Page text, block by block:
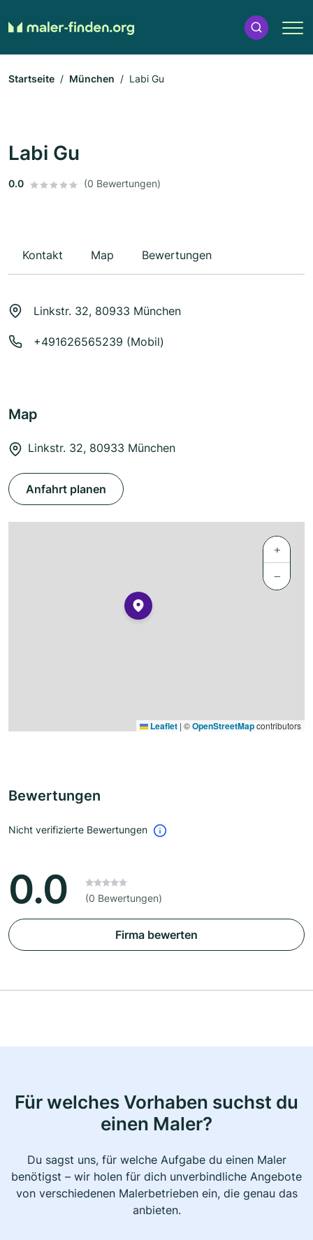
Startseite München Labi Gu
Labi Gu
0.0 (0 Bewertungen)
Kontakt Map Bewertungen
Linkstr. 32, 80933 München
+491626565239 (Mobil)
Map
Linkstr. 32, 80933 München
Anfahrt planen
+
−
Leaflet | ©OpenStreetMapcontributors
Bewertungen
Nicht verifizierte Bewertungen
0.0 (0 Bewertungen)
Firma bewerten
Für welches Vorhaben suchst du
einen Maler?
Du sagst uns, für welche Aufgabe du einen Maler
benötigst – wir holen für dich unverbindliche Angebote
von verschiedenen Malerbetrieben ein, die genau das
anbieten.